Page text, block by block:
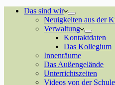
Das sind wir
Neuigkeiten aus der
Verwaltung
Kontaktdaten
Das Kollegium
Innenräume
Das Außengelände
Unterrichtszeiten
Videos von der Schule